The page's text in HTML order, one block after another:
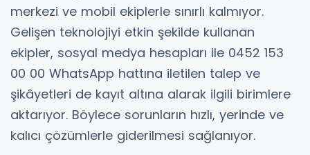
merkezi ve mobil ekiplerle sınırlı kalmıyor.
Gelişen teknolojiyi etkin şekilde kullanan
ekipler, sosyal medya hesapları ile 0452 153
00 00 WhatsApp hattına iletilen talep ve
şikâyetleri de kayıt altına alarak ilgili birimlere
aktarıyor. Böylece sorunların hızlı, yerinde ve
kalıcı çözümlerle giderilmesi sağlanıyor.